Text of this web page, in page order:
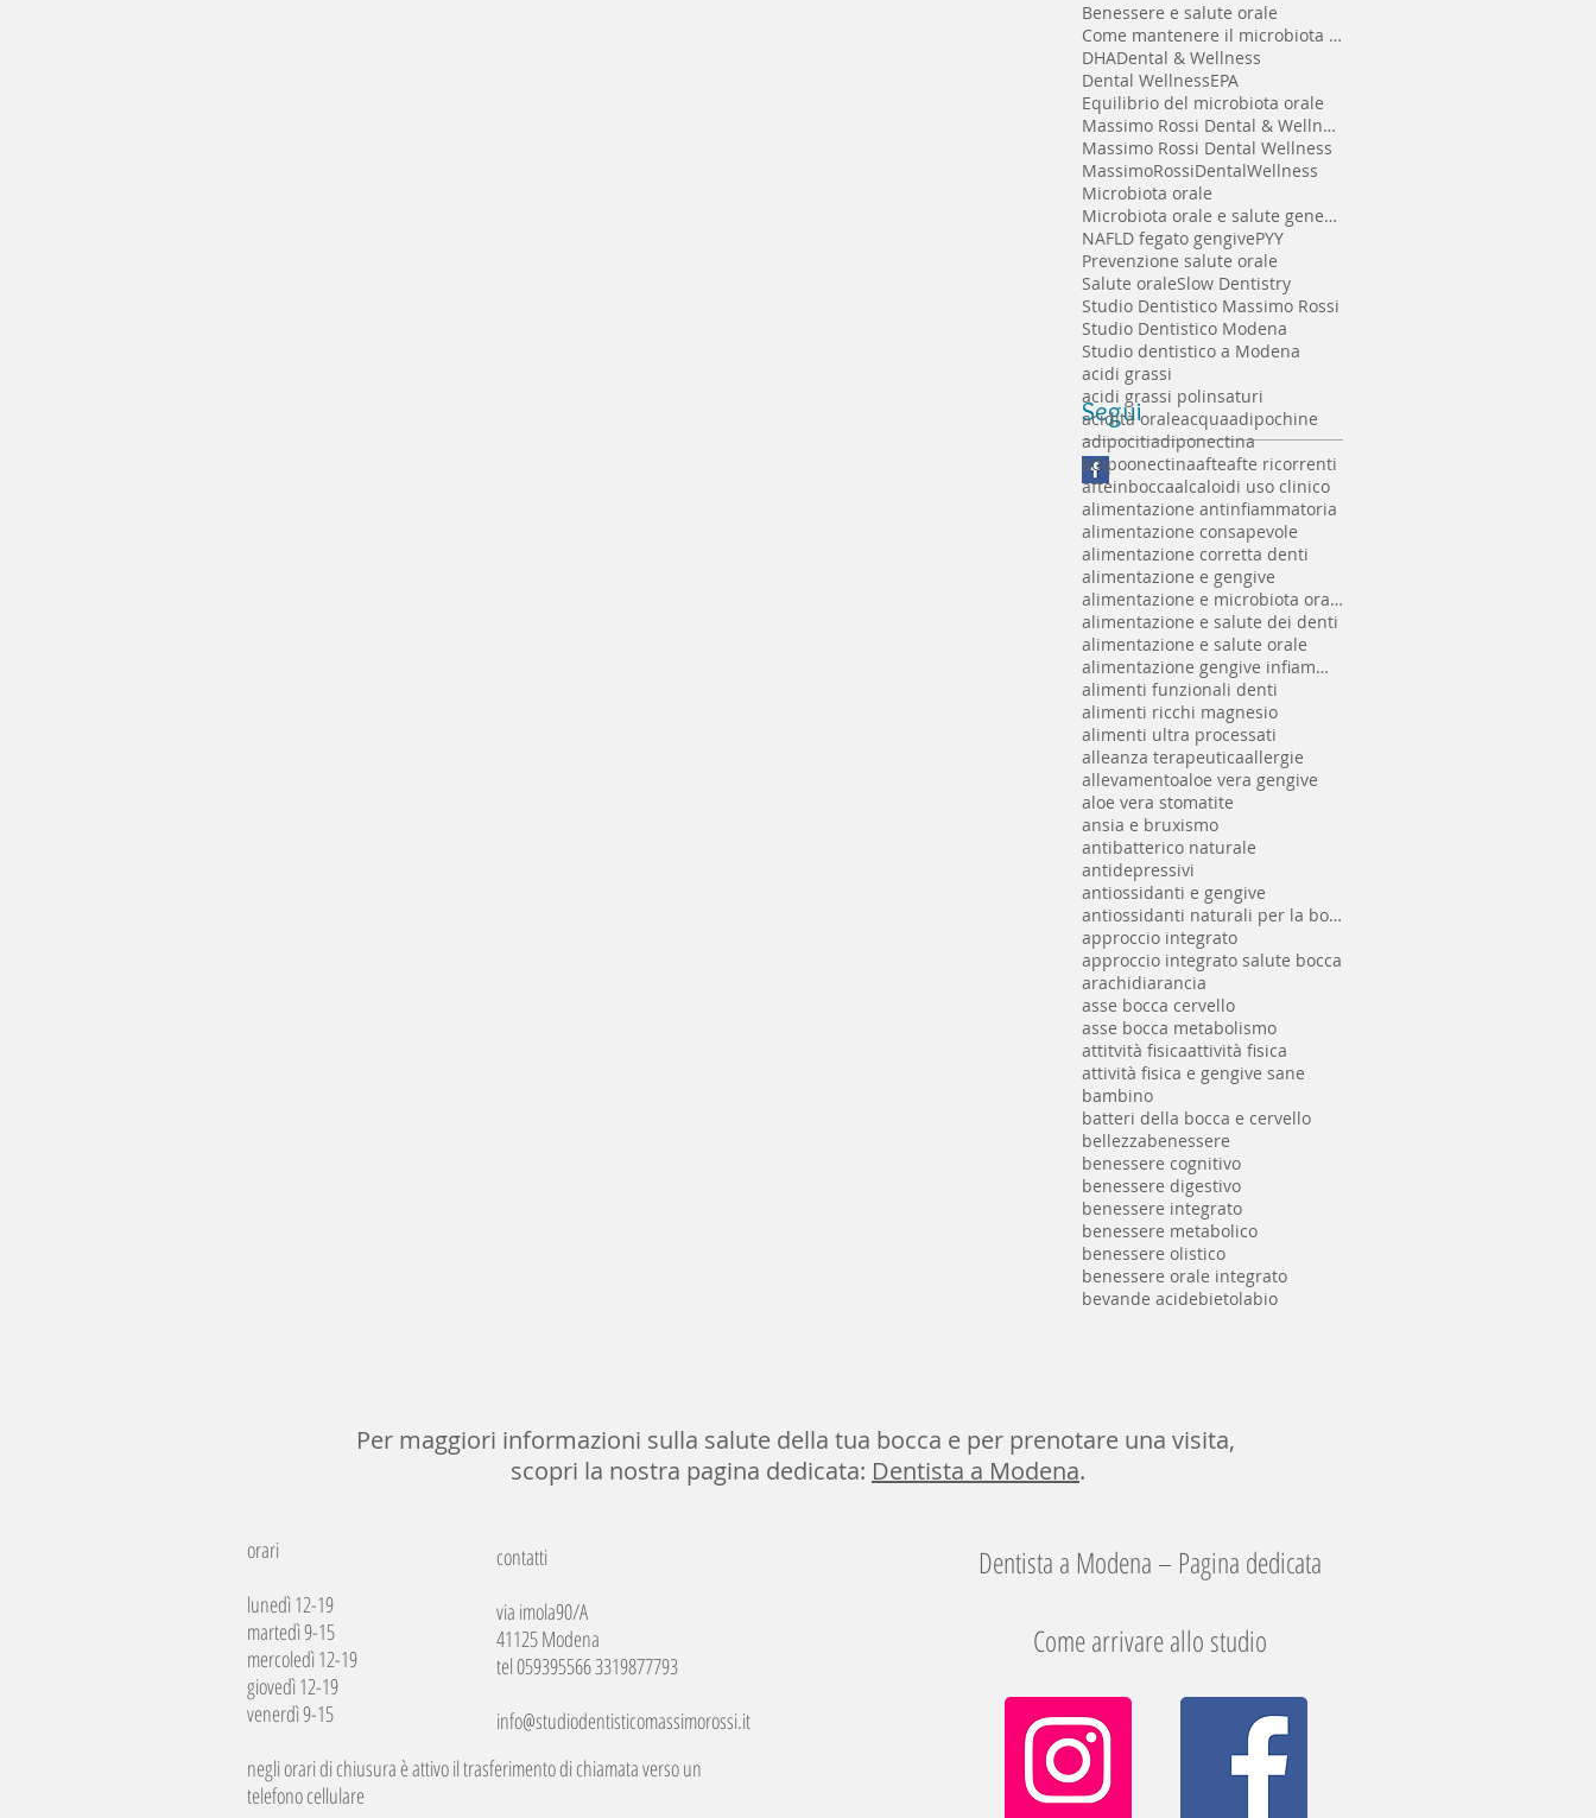
Segui
Benessere e salute orale
Come mantenere il microbiota orale sano
DHADental & Wellness
Dental WellnessEPA
Equilibrio del microbiota orale
Massimo Rossi Dental & Wellness
Massimo Rossi Dental Wellness
MassimoRossiDentalWellness
Microbiota orale
Microbiota orale e salute generale
NAFLD fegato gengivePYY
Prevenzione salute orale
Salute oraleSlow Dentistry
Studio Dentistico Massimo Rossi
Studio Dentistico Modena
Studio dentistico a Modena
acidi grassi
acidi grassi polinsaturi
acidità oraleacquaadipochine
adipocitiadiponectina
adipoonectinaafteafte ricorrenti
afteinboccaalcaloidi uso clinico
alimentazione antinfiammatoria
alimentazione consapevole
alimentazione corretta denti
alimentazione e gengive
alimentazione e microbiota orale
alimentazione e salute dei denti
alimentazione e salute orale
alimentazione gengive infiammate
alimenti funzionali denti
alimenti ricchi magnesio
alimenti ultra processati
alleanza terapeuticaallergie
allevamentoaloe vera gengive
aloe vera stomatite
ansia e bruxismo
antibatterico naturale
antidepressivi
antiossidanti e gengive
antiossidanti naturali per la bocca
approccio integrato
approccio integrato salute bocca
arachidiarancia
asse bocca cervello
asse bocca metabolismo
attitvità fisicaattività fisica
attività fisica e gengive sane
bambino
batteri della bocca e cervello
bellezzabenessere
benessere cognitivo
benessere digestivo
benessere integrato
benessere metabolico
benessere olistico
benessere orale integrato
bevande acidebietolabio
Per maggiori informazioni sulla salute della tua bocca e per prenotare una visita,
scopri la nostra pagina dedicata: Dentista a Modena.
orari
lunedì 12-19
martedì 9-15
mercoledì 12-19
giovedì 12-19
venerdì 9-15
negli orari di chiusura è attivo il trasferimento di chiamata verso un
telefono cellulare
contatti
via imola90/A
41125 Modena
tel 059395566 3319877793
info@studiodentisticomassimorossi.it
Dentista a Modena – Pagina dedicata
Come arrivare allo studio